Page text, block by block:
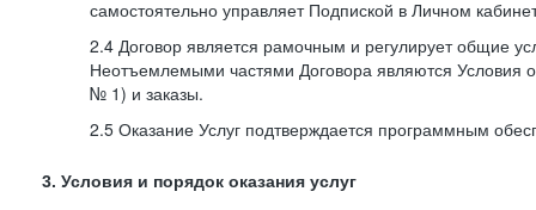
самостоятельно управляет Подпиской в Личном
2.4 Договор является рамочным и регулирует общие
Неотъемлемыми частями Договора являются Условия
№ 1) и заказы.
2.5 Оказание Услуг подтверждается программным
3. Условия и порядок оказания услуг